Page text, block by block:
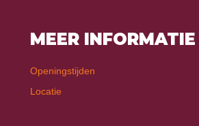
MEER INFORMATIE
Openingstijden
Locatie